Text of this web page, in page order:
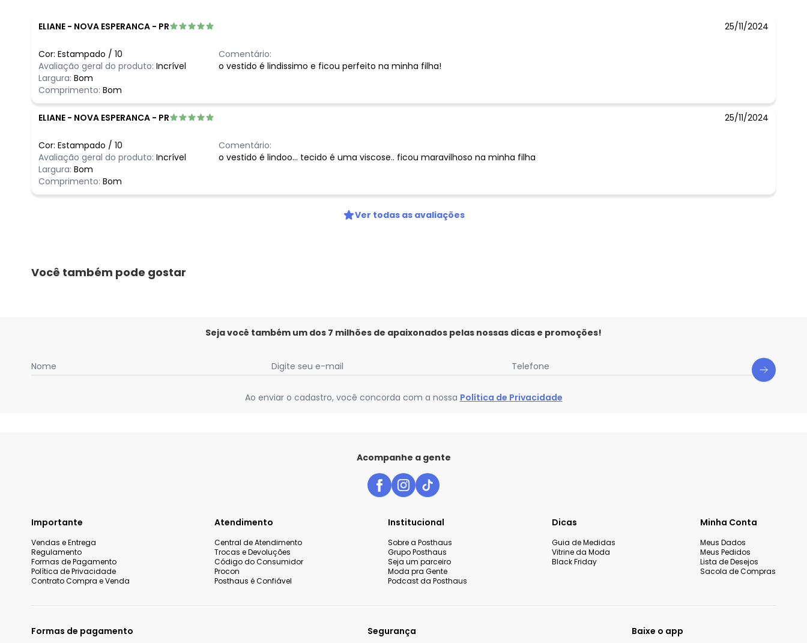
ELIANE - NOVA ESPERANCA - PR 25/11/2024
Cor: Estampado / 10
Avaliação geral do produto: Incrível
Largura: Bom
Comprimento: Bom
Comentário:
o vestido é lindissimo e ficou perfeito na minha filha!
ELIANE - NOVA ESPERANCA - PR 25/11/2024
Cor: Estampado / 10
Avaliação geral do produto: Incrível
Largura: Bom
Comprimento: Bom
Comentário:
o vestido é lindoo... tecido é uma viscose.. ficou maravilhoso na minha filha
Ver todas as avaliações
Você também pode gostar
Seja você também um dos 7 milhões de apaixonados pelas nossas dicas e promoções!
Nome Digite seu e-mail Telefone
Ao enviar o cadastro, você concorda com a nossa Política de Privacidade
Acompanhe a gente
Importante
Vendas e Entrega
Regulamento
Formas de Pagamento
Política de Privacidade
Contrato Compra e Venda
Atendimento
Central de Atendimento
Trocas e Devoluções
Código do Consumidor
Procon
Posthaus é Confiável
Institucional
Sobre a Posthaus
Grupo Posthaus
Seja um parceiro
Moda pra Gente
Podcast da Posthaus
Dicas
Guia de Medidas
Vitrine da Moda
Black Friday
Minha Conta
Meus Dados
Meus Pedidos
Lista de Desejos
Sacola de Compras
Formas de pagamento Segurança Baixe o app